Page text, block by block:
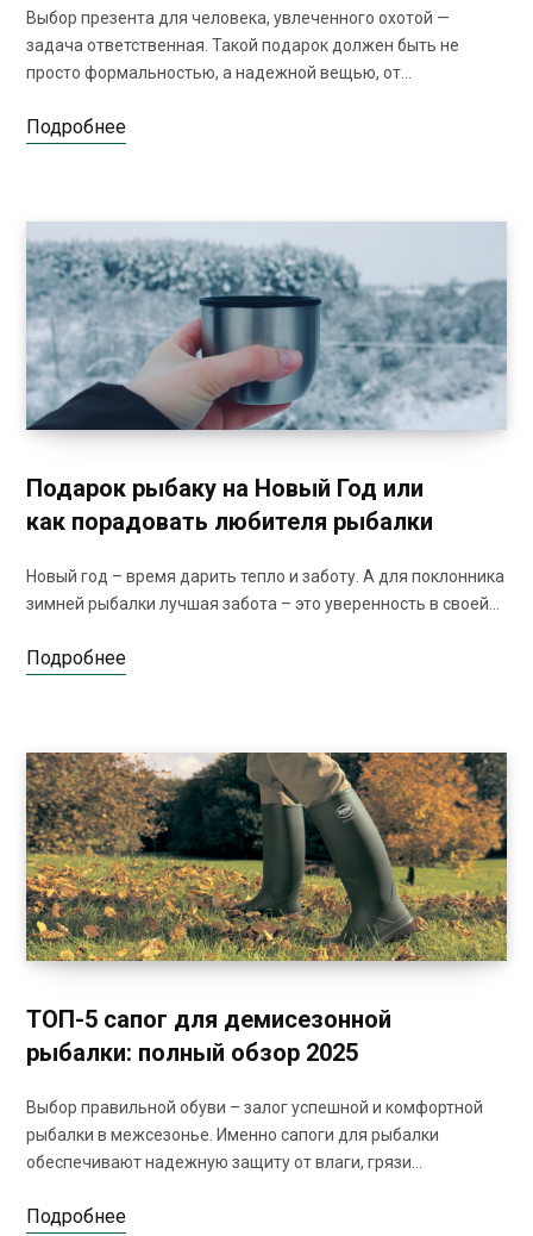
Выбор презента для человека, увлеченного охотой —
задача ответственная. Такой подарок должен быть не
просто формальностью, а надежной вещью, от…
Подробнее
Подарок рыбаку на Новый Год или
как порадовать любителя рыбалки
Новый год – время дарить тепло и заботу. А для поклонника
зимней рыбалки лучшая забота – это уверенность в своей…
Подробнее
ТОП-5 сапог для демисезонной
рыбалки: полный обзор 2025
Выбор правильной обуви – залог успешной и комфортной
рыбалки в межсезонье. Именно сапоги для рыбалки
обеспечивают надежную защиту от влаги, грязи…
Подробнее